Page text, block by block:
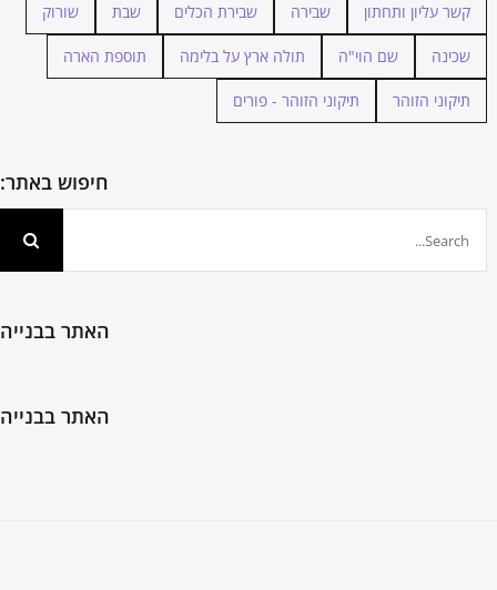
קשר עליון ותחתון שבירה שבירת הכלים שבת שורוק
שכינה שם הוי"ה תולה ארץ על בלימה תוספת הארה
תיקוני הזוהר תיקוני הזוהר - פורים
חיפוש באתר:
האתר בבנייה
האתר בבנייה